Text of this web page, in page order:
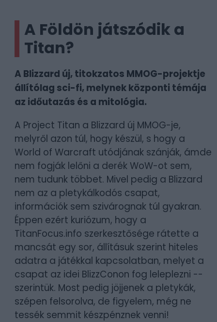
A Földön játszódik a
Titan?
A Blizzard új, titokzatos MMOG-projektje
állítólag sci-fi, melynek központi témája
az időutazás és a mitológia.
A Project Titan a Blizzard új MMOG-je,
melyről azon túl, hogy készül, s hogy a
World of Warcraft utódjának szánják, ámde
nem fogják lelőni a derék WoW-ot sem,
nem tudunk többet. Mivel pedig a Blizzard
nem az a pletykálkodós csapat,
információk sem szivárognak túl gyakran.
Éppen ezért kuriózum, hogy a
TitanFocus.info szerkesztősége rátette a
mancsát egy sor, állításuk szerint hiteles
adatra a játékkal kapcsolatban, melyet a
csapat az idei BlizzConon fog leleplezni --
szerintük. Most pedig jöjjenek a pletykák,
szépen felsorolva, de figyelem, még ne
tessék semmit készpénznek venni!